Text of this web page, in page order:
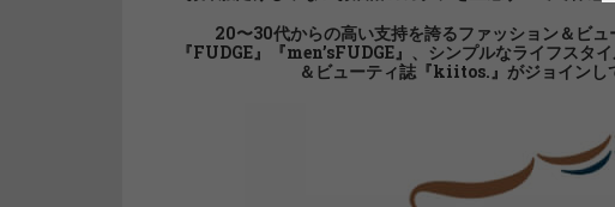
20〜30代からの高い支持を誇るファッション＆ビ
『FUDGE』『men’sFUDGE』、シンプルなライフス
＆ビューティ誌『kiitos.』がジョインし